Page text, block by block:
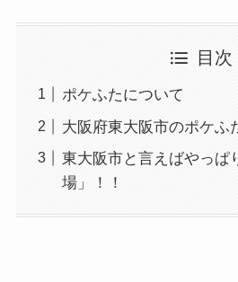
目次
ポケふたについて
大阪府東大阪市のポケふ
東大阪市と言えばやっぱ
場」！！